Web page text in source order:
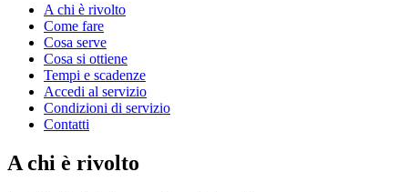
A chi è rivolto
Come fare
Cosa serve
Cosa si ottiene
Tempi e scadenze
Accedi al servizio
Condizioni di servizio
Contatti
A chi è rivolto